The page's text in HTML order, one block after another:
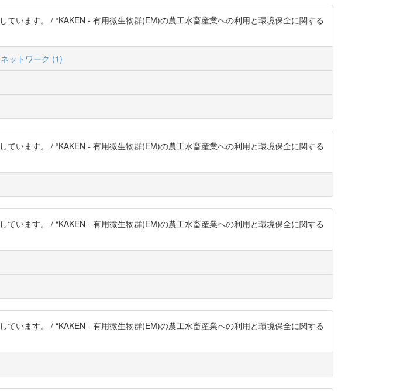
います。 / “KAKEN - 有用微生物群(EM)の農工水畜産業への利用と環境保全に関する
ットワーク (1)
います。 / “KAKEN - 有用微生物群(EM)の農工水畜産業への利用と環境保全に関する
います。 / “KAKEN - 有用微生物群(EM)の農工水畜産業への利用と環境保全に関する
います。 / “KAKEN - 有用微生物群(EM)の農工水畜産業への利用と環境保全に関する